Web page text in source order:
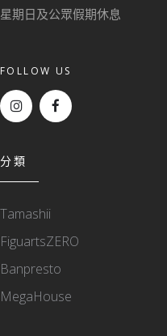
星期日及公眾假期休息
FOLLOW US
分類
Tamashii
FiguartsZERO
Banpresto
MegaHouse